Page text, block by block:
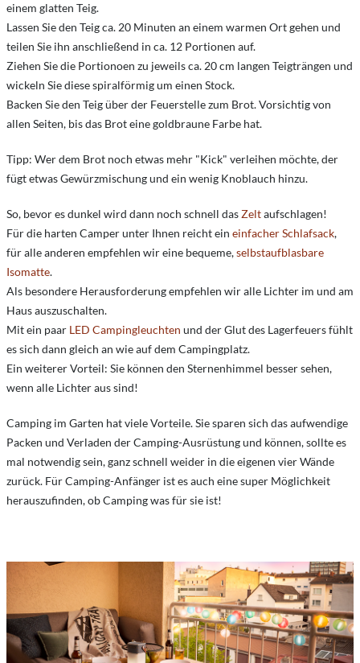
einem glatten Teig.
Lassen Sie den Teig ca. 20 Minuten an einem warmen Ort gehen und
teilen Sie ihn anschließend in ca. 12 Portionen auf.
Ziehen Sie die Portionoen zu jeweils ca. 20 cm langen Teigträngen und
wickeln Sie diese spiralförmig um einen Stock.
Backen Sie den Teig über der Feuerstelle zum Brot. Vorsichtig von
allen Seiten, bis das Brot eine goldbraune Farbe hat.
Tipp: Wer dem Brot noch etwas mehr "Kick" verleihen möchte, der
fügt etwas Gewürzmischung und ein wenig Knoblauch hinzu.
So, bevor es dunkel wird dann noch schnell dasZeltaufschlagen!
Für die harten Camper unter Ihnen reicht ein einfacher Schlafsack,
für alle anderen empfehlen wir eine bequeme,selbstaufblasbare
Isomatte.
Als besondere Herausforderung empfehlen wir alle Lichter im und am
Haus auszuschalten.
Mit ein paar LED Campingleuchten und der Glut des Lagerfeuers fühlt
es sich dann gleich an wie auf dem Campingplatz.
Ein weiterer Vorteil: Sie können den Sternenhimmel besser sehen,
wenn alle Lichter aus sind!
Camping im Garten hat viele Vorteile. Sie sparen sich das aufwendige
Packen und Verladen der Camping-Ausrüstung und können, sollte es
mal notwendig sein, ganz schnell weider in die eigenen vier Wände
zurück. Für Camping-Anfänger ist es auch eine super Möglichkeit
herauszufinden, ob Camping was für sie ist!